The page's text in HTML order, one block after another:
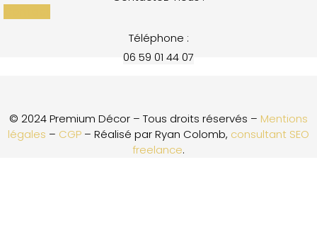
Téléphone :
06 59 01 44 07
© 2024 Premium Décor – Tous droits réservés – Mentions
légales – CGP – Réalisé par Ryan Colomb, consultant SEO
freelance.